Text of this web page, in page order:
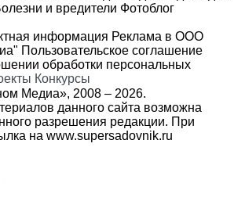
и вредители Фотоблог
информация Реклама в ООО
Пользовательское соглашение
обработки персональных
Конкурсы
Медиа», 2008 – 2026.
данного сайта возможна
разрешения редакции. При
на www.supersadovnik.ru